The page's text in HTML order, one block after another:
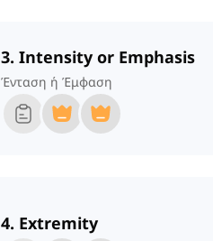
3. Intensity or Emphasis
Ένταση ή Έμφαση
4. Extremity